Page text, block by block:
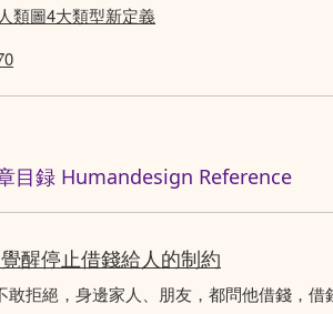
類圖4大類型新定義
目録 Humandesign Reference
醒停止借錢給人的制約
敢拒絕，身邊家人、朋友，都問他借錢，